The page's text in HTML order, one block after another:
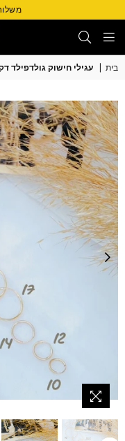
בית עגילי חישוק גולדפילד